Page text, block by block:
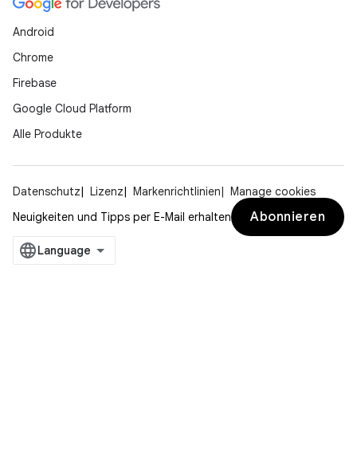
Android
Chrome
Firebase
Google Cloud Platform
Alle Produkte
Datenschutz Lizenz Markenrichtlinien
Manage cookies
Neuigkeiten und Tipps per E-Mail erhalten
Abonnieren